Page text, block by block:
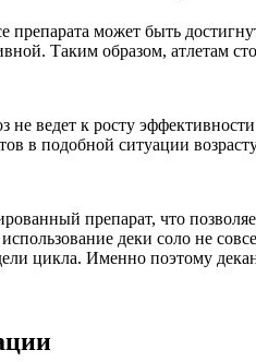
препарата может быть
Таким образом, атлетам
ведет к росту
в подобной ситуации
препарат, что
деки соло не
цикла. Именно поэтому